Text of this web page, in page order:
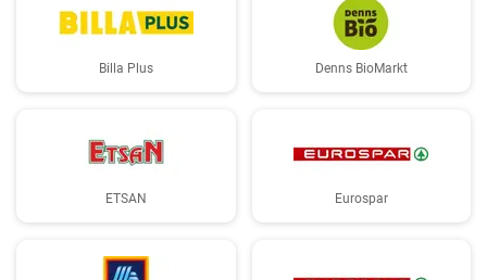
Billa Plus Denns BioMarkt
ETSAN Eurospar